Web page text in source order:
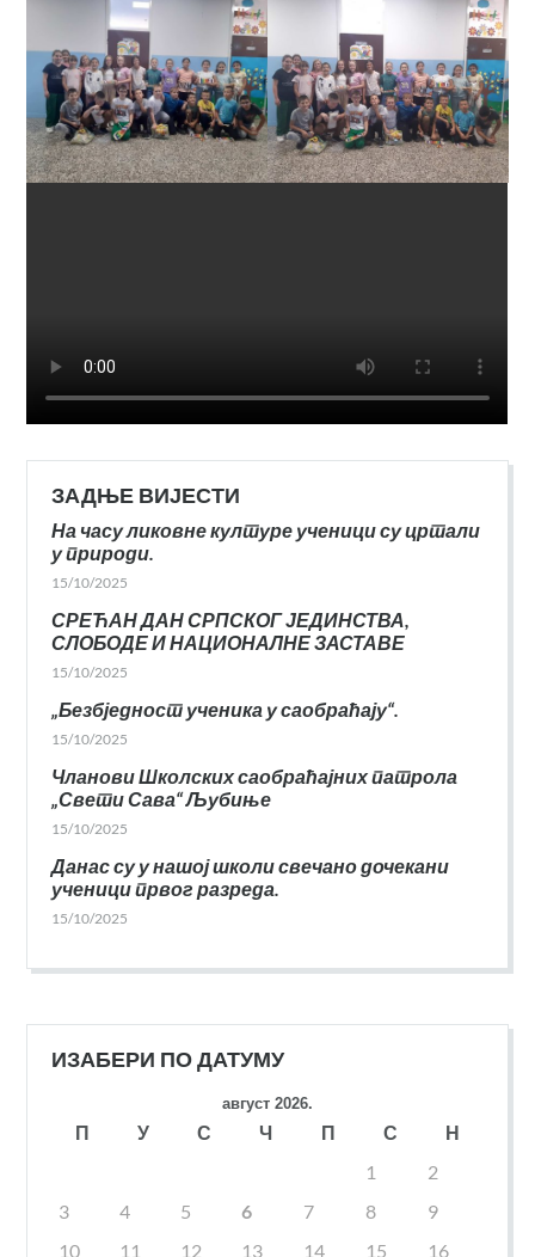
ЗАДЊЕ ВИЈЕСТИ
На часу ликовне културе ученици су цртали
у природи.
15/10/2025
СРЕЋАН ДАН СРПСКОГ ЈЕДИНСТВА,
СЛОБОДЕ И НАЦИОНАЛНЕ ЗАСТАВЕ
15/10/2025
„Безбједност ученика у саобраћају“.
15/10/2025
Чланови Школских саобраћајних патрола
„Свети Сава“ Љубиње
15/10/2025
Данас су у нашој школи свечано дочекани
ученици првог разреда.
15/10/2025
ИЗАБЕРИ ПО ДАТУМУ
август 2026.
П У С Ч П С
Н
1
2
3
4 5 6 7 8
9
10
11 12 13 14 15
16